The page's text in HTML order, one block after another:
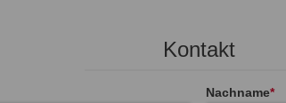
Kontakt
Nachname